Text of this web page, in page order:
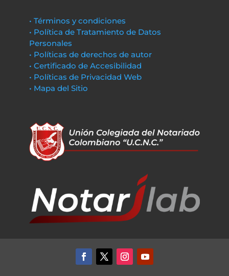
• Términos y condiciones
• Política de Tratamiento de Datos
Personales
• Políticas de derechos de autor
• Certificado de Accesibilidad
• Políticas de Privacidad Web
• Mapa del Sitio